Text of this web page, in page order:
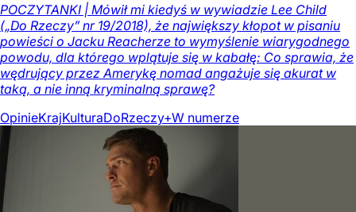
POCZYTANKI | Mówił mi kiedyś w wywiadzie Lee Child
(„Do Rzeczy” nr 19/2018), że największy kłopot w pisaniu
powieści o Jacku Reacherze to wymyślenie wiarygodnego
powodu, dla którego wplątuje się w kabałę: Co sprawia, że
wędrujący przez Amerykę nomad angażuje się akurat w
taką, a nie inną kryminalną sprawę?
OpinieKrajKulturaDoRzeczy+W numerze